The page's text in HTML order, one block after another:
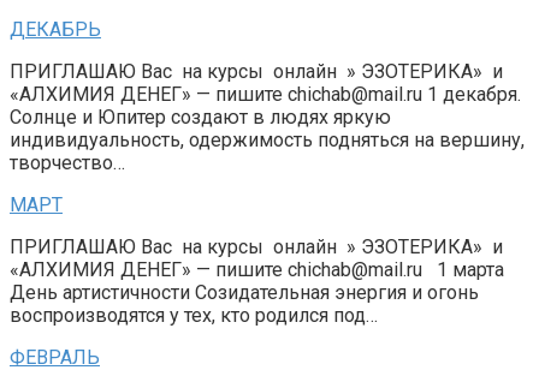
ДЕКАБРЬ
ПРИГЛАШАЮ Вас на курсы онлайн » ЭЗОТЕРИКА» и
«АЛХИМИЯ ДЕНЕГ» — пишите chichab@mail.ru 1 декабря.
Солнце и Юпитер создают в людях яркую
индивидуальность, одержимость подняться на вершину,
творчество…
МАРТ
ПРИГЛАШАЮ Вас на курсы онлайн » ЭЗОТЕРИКА» и
«АЛХИМИЯ ДЕНЕГ» — пишите chichab@mail.ru 1 марта
День артистичности Созидательная энергия и огонь
воспроизводятся у тех, кто родился под…
ФЕВРАЛЬ